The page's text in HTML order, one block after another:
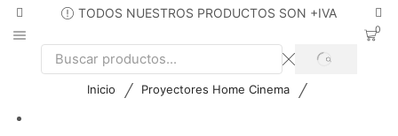
TODOS NUESTROS PRODUCTOS SON +IVA
0
Search
SEARCH
Inicio / Proyectores Home Cinema /